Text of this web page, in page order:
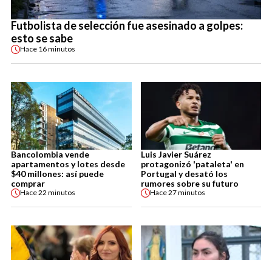
Futbolista de selección fue asesinado a golpes:
esto se sabe
Hace 16 minutos
Bancolombia vende
apartamentos y lotes desde
$40 millones: así puede
comprar
Hace22 minutos
Luis Javier Suárez
protagonizó 'pataleta' en
Portugal y desató los
rumores sobre su futuro
Hace27 minutos